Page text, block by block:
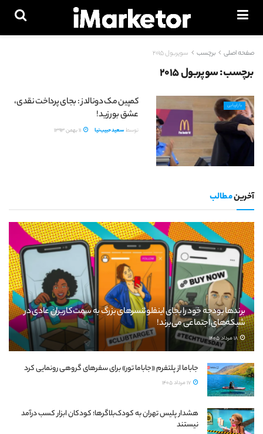
صفحه اصلی برچسب سوپربول 2015
برچسب:سوپربول 2015
بازاریابی
کمپین مک دونالدز : بجای پرداخت نقدی،
عشق بورزید!
توسط سعید حبیب‌نیا 11 بهمن 1393
آخرینمطالب
برندها بودجه خود را بجای اینفلوئنسرهای بزرگ به سمت کاربران عادی در
شبکه‌های اجتماعی می‌برند!
18 مرداد 1405
جاباما از پلتفرم «جاباما تور» برای سفرهای گروهی رونمایی کرد
هشدار پلیس تهران به کودک‌بلاگرها؛ کودکان ابزار کسب درآمد
نیستند